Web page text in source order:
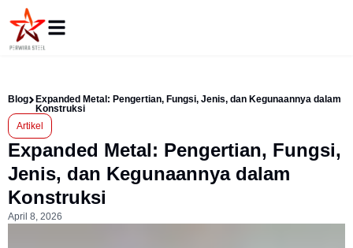
Blog
Expanded Metal: Pengertian, Fungsi, Jenis, dan Kegunaannya dalam
Konstruksi
Artikel
Expanded Metal: Pengertian, Fungsi,
Jenis, dan Kegunaannya dalam
Konstruksi
April 8, 2026